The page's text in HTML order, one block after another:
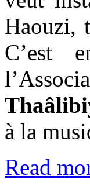
Haouzi,
C’est
à la
Read